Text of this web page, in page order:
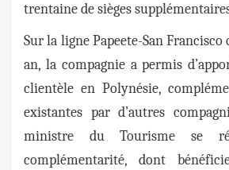
trentaine de sièges
Sur la ligne Papeete-San
an, la compagnie a permis
clientèle en Polynésie,
existantes par d’autres
ministre du Tourisme se
complémentarité, dont